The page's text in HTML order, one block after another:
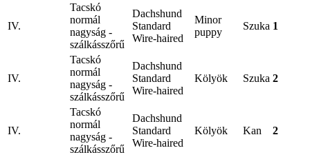
IV.
Tacskó
normál
nagyság -
szálkásszőrű
Dachshund
Standard
Wire-haired
Minor
puppy
Szuka 1
IV.
Tacskó
normál
nagyság -
szálkásszőrű
Dachshund
Standard
Wire-haired
Kölyök Szuka 2
IV.
Tacskó
normál
nagyság -
szálkásszőrű
Dachshund
Standard
Wire-haired
Kölyök Kan 2